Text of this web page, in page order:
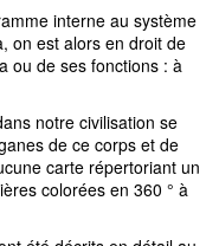
interne au système
on est alors en droit de
ou de ses fonctions : à
notre civilisation se
de ce corps et de
carte répertoriant un
colorées en 360 ° à